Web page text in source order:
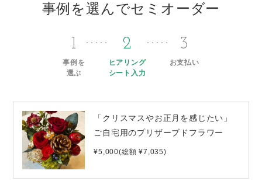
事例を選んでセミオーダー
1
事例を
選ぶ
2
ヒアリング
シート入力
3
お支払い
「クリスマスやお正月を感じたい」
ご自宅用のプリザーブドフラワー
¥5,000(総額 ¥7,035)